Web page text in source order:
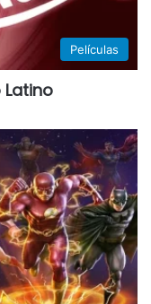
Películas
Latino